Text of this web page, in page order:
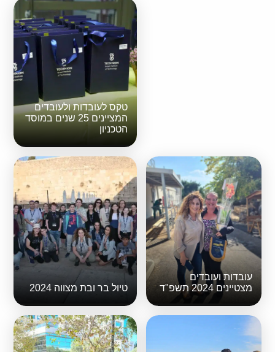
טקס לעובדות ולעובדים
המציינים 25 שנים במוסד
הטכניון
עובדות ועובדים
מצטיינים 2024 תשפ"ד
טיול בר ובת מצווה 2024